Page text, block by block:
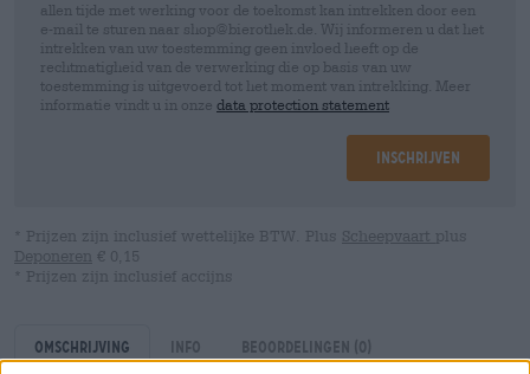
allen tijde met werking voor de toekomst kan intrekken door een
e-mail te sturen naar shop@bierothek.de. Wij informeren u dat het
intrekken van uw toestemming geen invloed heeft op de
rechtmatigheid van de verwerking die op basis van uw
toestemming is uitgevoerd tot het moment van intrekking. Meer
informatie vindt u in onze data protection statement
Inschrijven
* Prijzen zijn inclusief wettelijke BTW. Plus Scheepvaart plus
Deponeren € 0,15
* Prijzen zijn inclusief accijns
Omschrijving Info Beoordelingen (0)